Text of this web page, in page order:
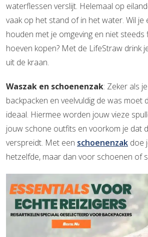
waterflessen verslijt. Helemaal op
vaak op het stand of in het water. Wil je
houden met je omgeving en niet
hoeven kopen? Met de LifeStraw drink
uit de kraan.
Waszak en schoenenzak: Zeker als
backpacken en veelvuldig de was moet
ideaal. Hiermee worden jouw vieze
jouw schone outfits en voorkom je dat
verspreidt. Met een schoenenzak doe
hetzelfde, maar dan voor schoenen of